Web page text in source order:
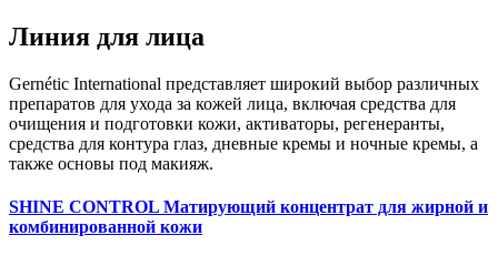
Линия для лица
Gernétic International представляет широкий выбор различных
препаратов для ухода за кожей лица, включая средства для
очищения и подготовки кожи, активаторы, регенеранты,
средства для контура глаз, дневные кремы и ночные кремы, а
также основы под макияж.
SHINE CONTROL Матирующий концентрат для жирной и
комбинированной кожи